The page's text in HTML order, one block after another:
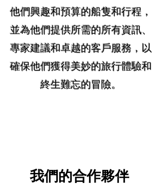
他們興趣和預算的船隻和行程，
並為他們提供所需的所有資訊、
專家建議和卓越的客戶服務，以
確保他們獲得美妙的旅行體驗和
終生難忘的冒險。
我們的合作夥伴